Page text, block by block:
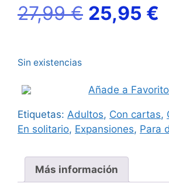
27,99€ El
era:
27,99 €.
25,95 €
Sin existencias
Añade a
Etiquetas: Adultos, Con cartas,
En solitario, Expansiones, Para
Más información